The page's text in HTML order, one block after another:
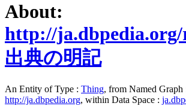
About:
http://ja.dbpedia.org/
出典の明記
An Entity of Type : Thing, from Named Graph
http://ja.dbpedia.org, within Data Space :